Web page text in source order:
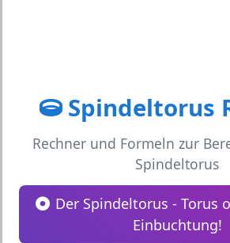
Spindeltorus
Rechner und Formeln zur
Spindeltorus
Der Spindeltorus - Torus
Einbuchtung!